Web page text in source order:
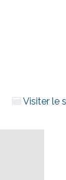
Visiter le